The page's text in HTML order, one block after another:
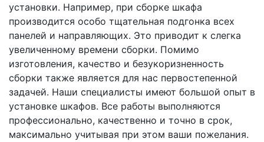
установки. Например, при сборке шкафа
производится особо тщательная подгонка всех
панелей и направляющих. Это приводит к слегка
увеличенному времени сборки. Помимо
изготовления, качество и безукоризненность
сборки также является для нас первостепенной
задачей. Наши специалисты имеют большой опыт в
установке шкафов. Все работы выполняются
профессионально, качественно и точно в срок,
максимально учитывая при этом ваши пожелания.